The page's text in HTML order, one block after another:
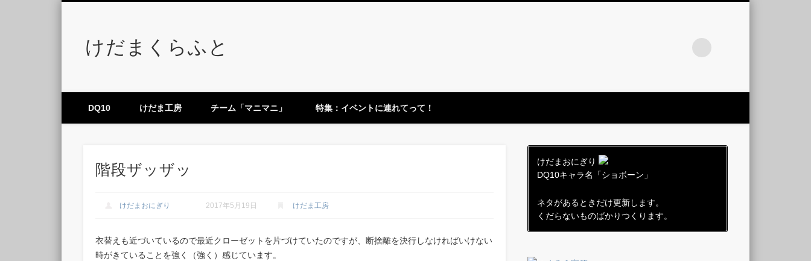
けだまくらふと
DQ10 けだま工房 チーム「マニマニ」 特集：イベントに連れてって！
階段ザッザッ
けだまおにぎり 2017年5月19日 けだま工房
衣替えも近づいているので最近クローゼットを片づけていたのですが、断捨離を決行しなければいけない
時がきていることを強く（強く）感じています。
けだまおにぎり
DQ10キャラ名「ショボーン」
ネタがあるときだけ更新します。
くだらないものばかりつくります。